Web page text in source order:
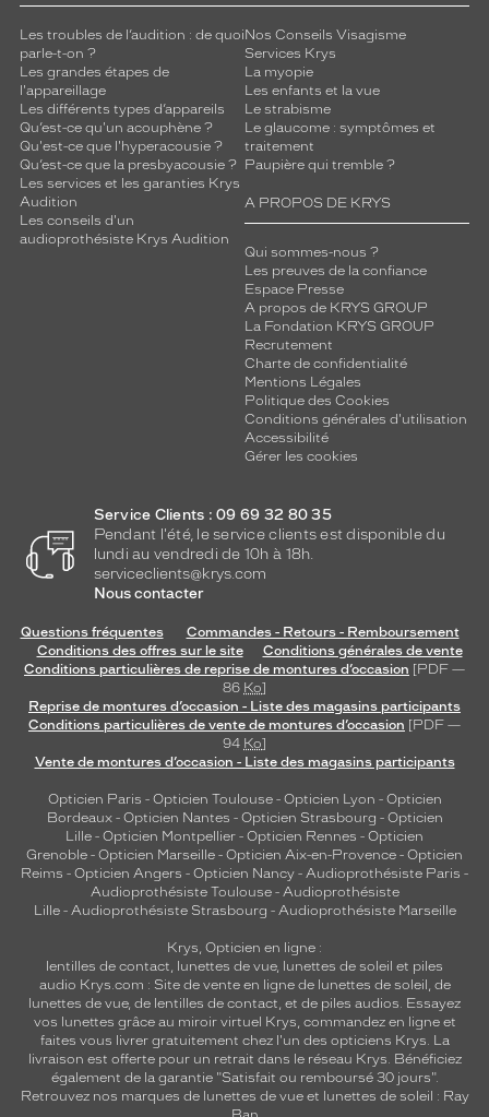
Les troubles de l’audition : de quoi
parle-t-on ?
Les grandes étapes de
l'appareillage
Les différents types d’appareils
Qu’est-ce qu'un acouphène ?
Qu'est-ce que l'hyperacousie ?
Qu’est-ce que la presbyacousie ?
Les services et les garanties Krys
Audition
Les conseils d'un
audioprothésiste Krys Audition
Nos Conseils Visagisme
Services Krys
La myopie
Les enfants et la vue
Le strabisme
Le glaucome : symptômes et
traitement
Paupière qui tremble ?
A PROPOS DE KRYS
Qui sommes-nous ?
Les preuves de la confiance
Espace Presse
A propos de KRYS GROUP
La Fondation KRYS GROUP
Recrutement
Charte de confidentialité
Mentions Légales
Politique des Cookies
Conditions générales d'utilisation
Accessibilité
Gérer les cookies
Service Clients : 09 69 32 80 35
Pendant l'été, le service clients est disponible du
lundi au vendredi de 10h à 18h.
serviceclients@krys.com
Nous contacter
Questions fréquentes
Commandes - Retours - Remboursement
Conditions des offres sur le site
Conditions générales de vente
Conditions particulières de reprise de montures d’occasion [PDF —
86 Ko]
Reprise de montures d’occasion - Liste des magasins participants
Conditions particulières de vente de montures d’occasion [PDF —
94 Ko]
Vente de montures d’occasion - Liste des magasins participants
Opticien Paris - Opticien Toulouse- Opticien Lyon - Opticien
Bordeaux- Opticien Nantes - Opticien Strasbourg - Opticien
Lille - Opticien Montpellier - Opticien Rennes - Opticien
Grenoble - Opticien Marseille - Opticien Aix-en-Provence - Opticien
Reims - Opticien Angers - Opticien Nancy - Audioprothésiste Paris -
Audioprothésiste Toulouse- Audioprothésiste
Lille- Audioprothésiste Strasbourg - Audioprothésiste Marseille
Krys, Opticien en ligne :
lentilles de contact, lunettes de vue, lunettes de soleil et piles
audio Krys.com : Site de vente en ligne de lunettes de soleil, de
lunettes de vue, de lentilles de contact, et de piles audios. Essayez
vos lunettes grâce au miroir virtuel Krys, commandez en ligne et
faites vous livrer gratuitement chez l'un des opticiens Krys. La
livraison est offerte pour un retrait dans le réseau Krys. Bénéficiez
également de la garantie "Satisfait ou remboursé 30 jours".
Retrouvez nos marques de lunettes de vue et lunettes de soleil : Ray